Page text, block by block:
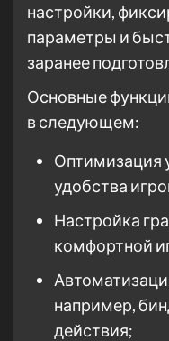
настройки,
параметры и
заранее
Основные
в следующем:
Оптимизация
удобства
Настройка
комфортной
например,
действия;